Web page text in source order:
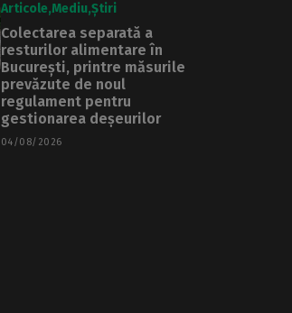
Articole Mediu Știri
Colectarea separată a
resturilor alimentare în
București, printre măsurile
prevăzute de noul
regulament pentru
gestionarea deșeurilor
04/08/2026